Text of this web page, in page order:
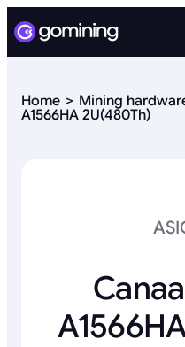
Home Mining
A1566HA 2U(480Th)